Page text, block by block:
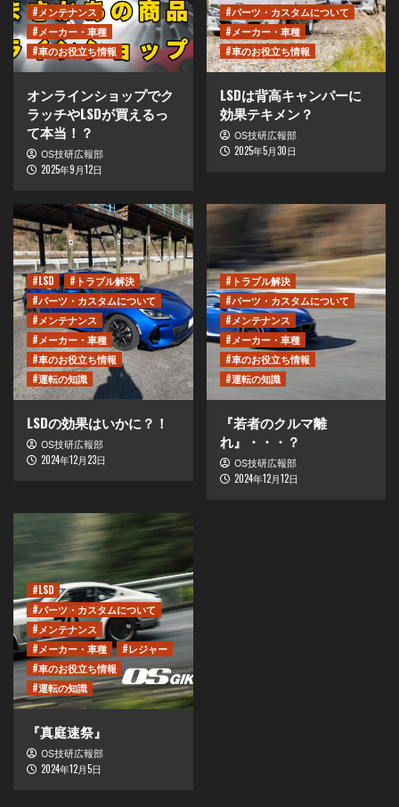
#メンテナンス
#メーカー・車種
#車のお役立ち情報
オンラインショップでク
ラッチやLSDが買えるっ
て本当！？
OS技研広報部
2025年9月12日
#パーツ・カスタムについて
#メーカー・車種
#車のお役立ち情報
LSDは背高キャンパーに
効果テキメン？
OS技研広報部
2025年5月30日
#LSD
#トラブル解決
#パーツ・カスタムについて
#メンテナンス
#メーカー・車種
#車のお役立ち情報
#運転の知識
LSDの効果はいかに？！
OS技研広報部
2024年12月23日
#トラブル解決
#パーツ・カスタムについて
#メンテナンス
#メーカー・車種
#車のお役立ち情報
#運転の知識
『若者のクルマ離
れ』・・・？
OS技研広報部
2024年12月12日
#LSD
#パーツ・カスタムについて
#メンテナンス
#メーカー・車種
#レジャー
#車のお役立ち情報
#運転の知識
『真庭速祭』
OS技研広報部
2024年12月5日